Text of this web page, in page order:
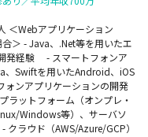
＜Webアプリケーション
＞ - Java、.Net等を用いたエ
発経験 - スマートフォンア
、Swiftを用いたAndroid、iOS
ォンアプリケーションの開発
ラットフォーム（オンプレ・
Windows等）、サーバソ
ラウド（AWS/Azure/GCP）